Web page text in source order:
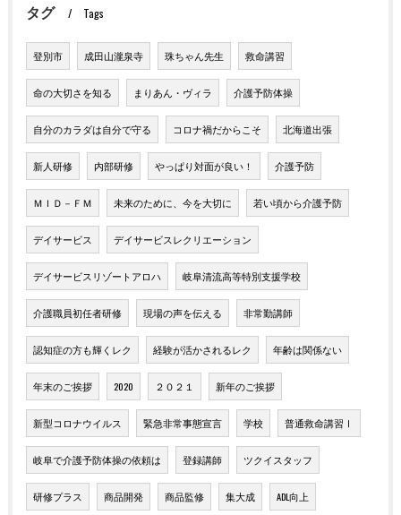
タグ Tags
登別市 成田山瀧泉寺 珠ちゃん先生 救命講習
命の大切さを知る まりあん・ヴィラ 介護予防体操
自分のカラダは自分で守る コロナ禍だからこそ 北海道出張
新人研修 内部研修 やっぱり対面が良い！ 介護予防
ＭＩＤ－ＦＭ 未来のために、今を大切に 若い頃から介護予防
デイサービス デイサービスレクリエーション
デイサービスリゾートアロハ 岐阜清流高等特別支援学校
介護職員初任者研修 現場の声を伝える 非常勤講師
認知症の方も輝くレク 経験が活かされるレク 年齢は関係ない
年末のご挨拶 2020 ２０２１ 新年のご挨拶
新型コロナウイルス 緊急非常事態宣言 学校 普通救命講習Ⅰ
岐阜で介護予防体操の依頼は 登録講師 ツクイスタッフ
研修プラス 商品開発 商品監修 集大成 ADL向上